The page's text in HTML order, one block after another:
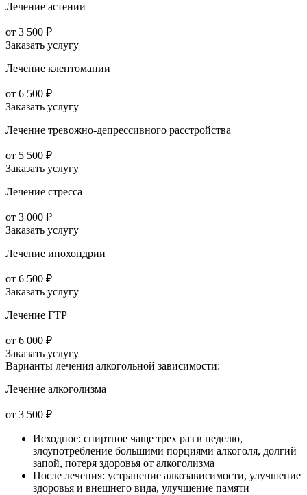
Лечение астении
от 3 500 ₽
Заказать услугу
Лечение клептомании
от 6 500 ₽
Заказать услугу
Лечение тревожно-депрессивного расстройства
от 5 500 ₽
Заказать услугу
Лечение стресса
от 3 000 ₽
Заказать услугу
Лечение ипохондрии
от 6 500 ₽
Заказать услугу
Лечение ГТР
от 6 000 ₽
Заказать услугу
Варианты лечения алкогольной зависимости:
Лечение алкоголизма
от 3 500 ₽
Исходное: спиртное чаще трех раз в неделю,
злоупотребление большими порциями алкоголя, долгий
запой, потеря здоровья от алкоголизма
После лечения: устранение алкозависимости, улучшение
здоровья и внешнего вида, улучшение памяти